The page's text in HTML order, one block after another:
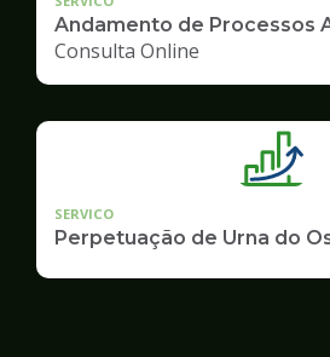
Andamento de Processos
Consulta Online
SERVICO
Perpetuação de Urna do